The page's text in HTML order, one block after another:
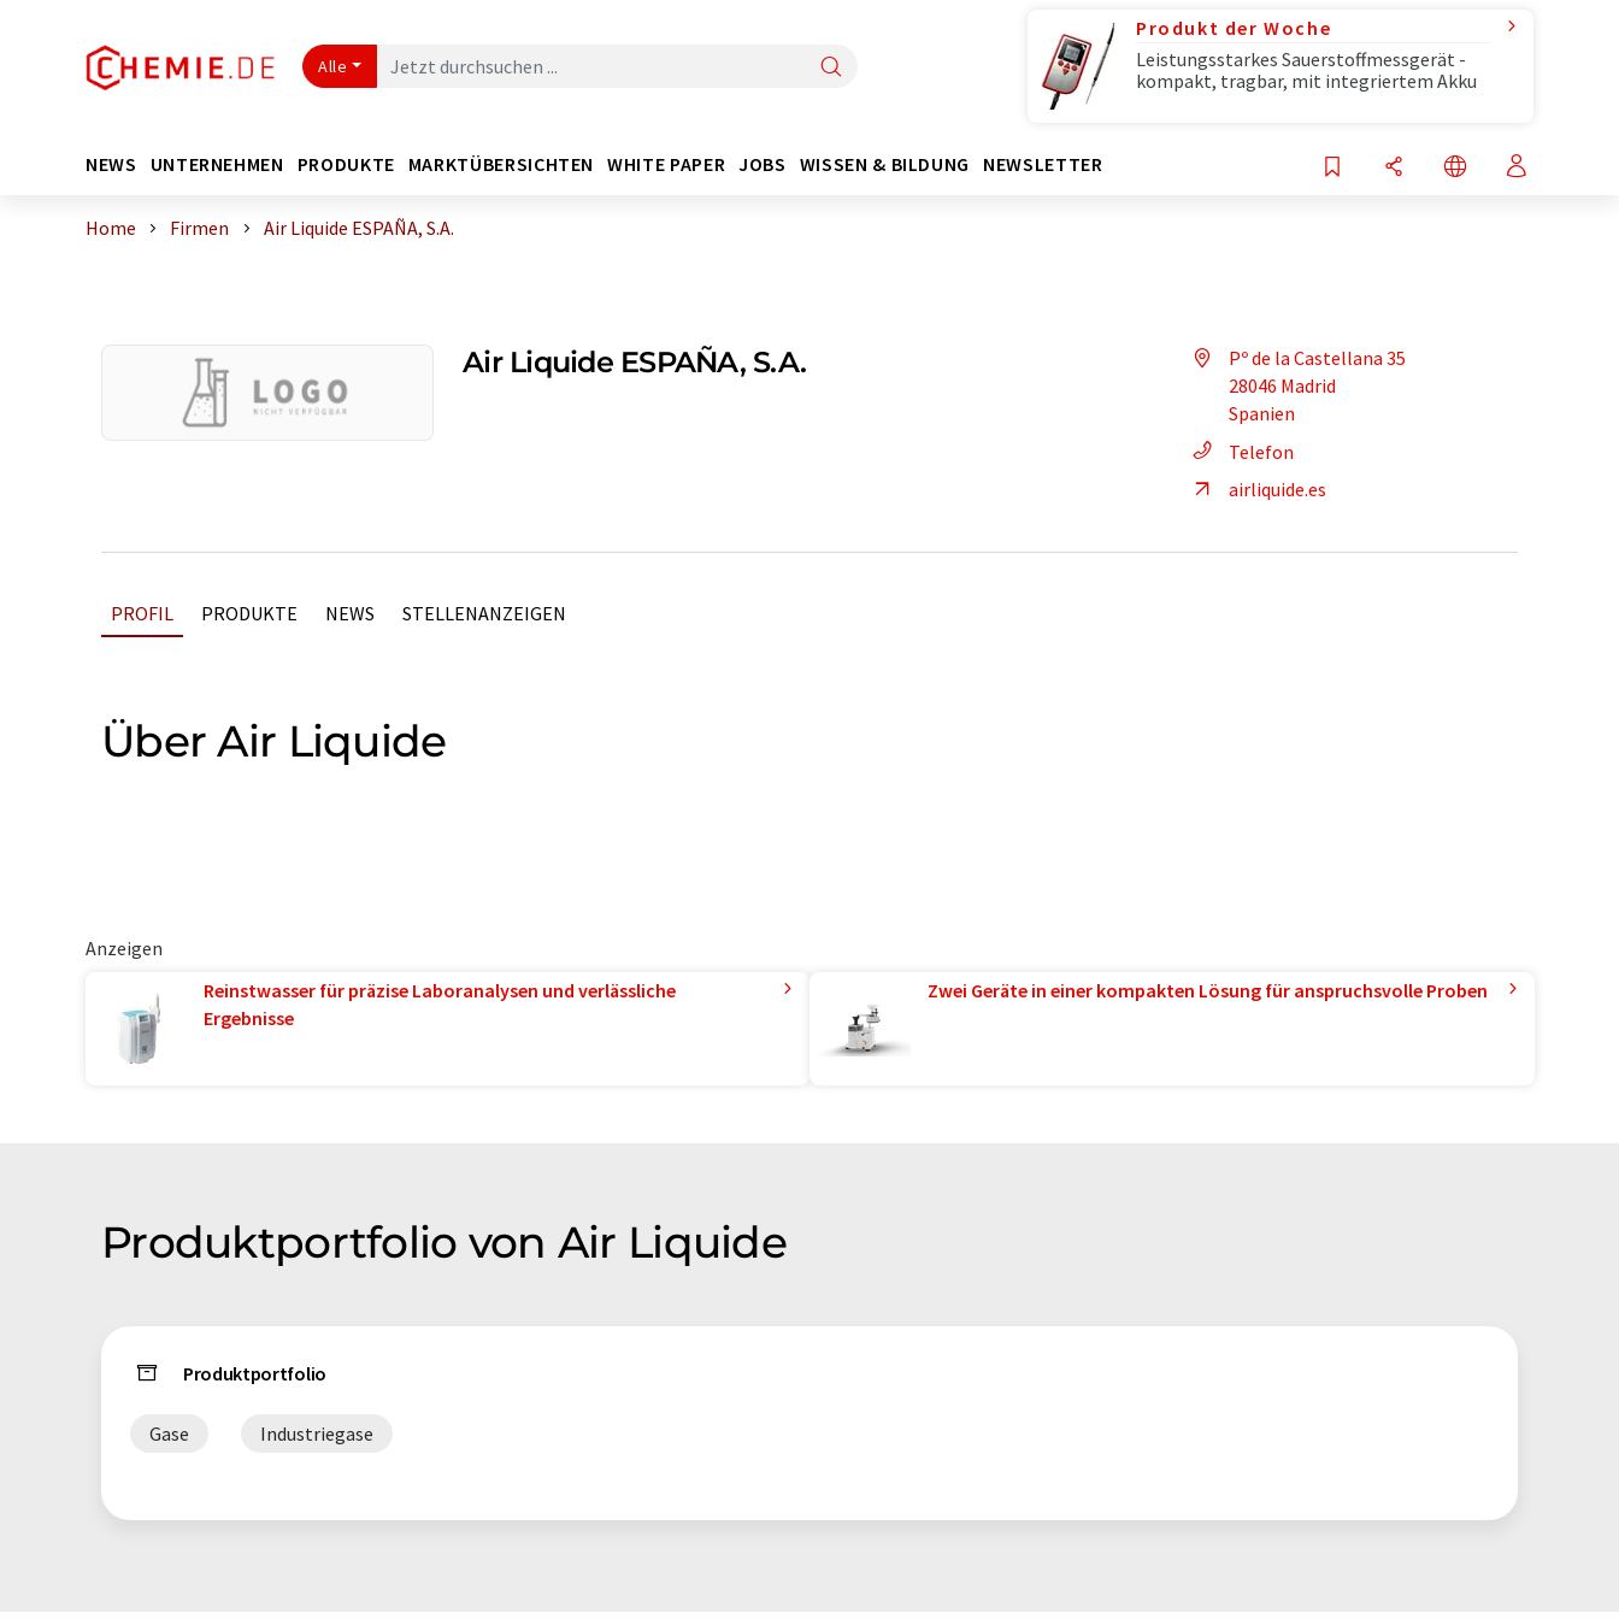
Alle
Produkt der Woche
Leistungsstarkes Sauerstoffmessgerät -
kompakt, tragbar, mit integriertem Akku
NEWS UNTERNEHMEN PRODUKTE MARKTÜBERSICHTEN WHITE PAPER JOBS WISSEN & BILDUNG NEWSLETTER
Home Firmen Air Liquide ESPAÑA, S.A.
Air Liquide ESPAÑA, S.A.
Pº de la Castellana 35
28046 Madrid
Spanien
Telefon
airliquide.es
PROFIL PRODUKTE NEWS STELLENANZEIGEN
Über Air Liquide
Anzeigen
Reinstwasser für präzise Laboranalysen und verlässliche
Ergebnisse
Zwei Geräte in einer kompakten Lösung für anspruchsvolle Proben
Produktportfolio von Air Liquide
Produktportfolio
Gase Industriegase